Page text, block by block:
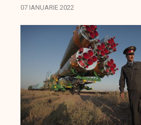
restabilită în Kazahstan, după
cauza creșterii...
07 IANUARIE 2022